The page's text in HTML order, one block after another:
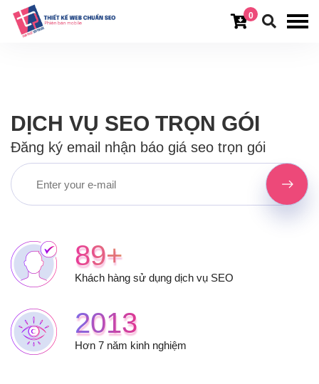
0
DỊCH VỤ SEO TRỌN GÓI
Đăng ký email nhận báo giá seo trọn gói
89+
Khách hàng sử dụng dịch vụ SEO
2013
Hơn 7 năm kinh nghiệm